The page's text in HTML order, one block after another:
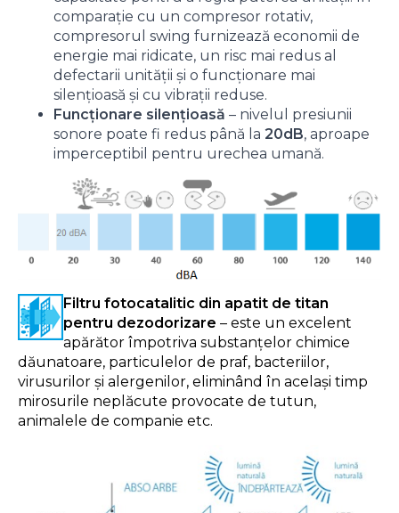
comparație cu un compresor rotativ,
compresorul swing furnizează economii de
energie mai ridicate, un risc mai redus al
defectarii unității și o funcționare mai
silențioasă și cu vibrații reduse.
Funcționare silențioasă – nivelul presiunii
sonore poate fi redus până la 20dB, aproape
imperceptibil pentru urechea umană.
Filtru fotocatalitic din apatit de titan
pentru dezodorizare – este un excelent
apărător împotriva substanțelor chimice
dăunatoare, particulelor de praf, bacteriilor,
virusurilor și alergenilor, eliminând în același timp
mirosurile neplăcute provocate de tutun,
animalele de companie etc.